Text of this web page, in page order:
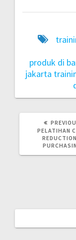
produk di
jakarta
PELATIHAN